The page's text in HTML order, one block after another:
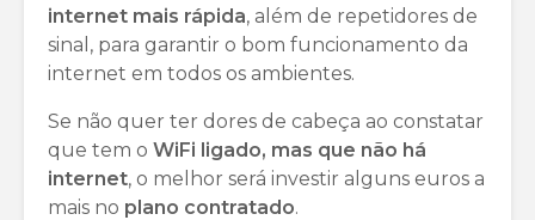
internet mais rápida, além de repetidores de
sinal, para garantir o bom funcionamento da
internet em todos os ambientes.
Se não quer ter dores de cabeça ao constatar
que tem o WiFi ligado, mas que não há
internet, o melhor será investir alguns euros a
mais no plano contratado.